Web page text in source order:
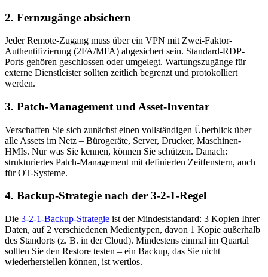
2. Fernzugänge absichern
Jeder Remote-Zugang muss über ein VPN mit Zwei-Faktor-
Authentifizierung (2FA/MFA) abgesichert sein. Standard-RDP-
Ports gehören geschlossen oder umgelegt. Wartungszugänge für
externe Dienstleister sollten zeitlich begrenzt und protokolliert
werden.
3. Patch-Management und Asset-Inventar
Verschaffen Sie sich zunächst einen vollständigen Überblick über
alle Assets im Netz – Bürogeräte, Server, Drucker, Maschinen-
HMIs. Nur was Sie kennen, können Sie schützen. Danach:
strukturiertes Patch-Management mit definierten Zeitfenstern, auch
für OT-Systeme.
4. Backup-Strategie nach der 3-2-1-Regel
Die 3-2-1-Backup-Strategie ist der Mindeststandard: 3 Kopien Ihrer
Daten, auf 2 verschiedenen Medientypen, davon 1 Kopie außerhalb
des Standorts (z. B. in der Cloud). Mindestens einmal im Quartal
sollten Sie den Restore testen – ein Backup, das Sie nicht
wiederherstellen können, ist wertlos.